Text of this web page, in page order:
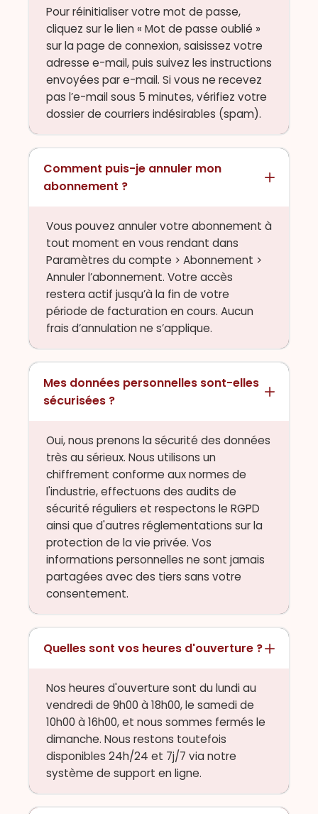
Pour réinitialiser votre mot de passe,
cliquez sur le lien « Mot de passe oublié »
sur la page de connexion, saisissez votre
adresse e-mail, puis suivez les instructions
envoyées par e-mail. Si vous ne recevez
pas l’e-mail sous 5 minutes, vérifiez votre
dossier de courriers indésirables (spam).
Comment puis-je annuler mon
abonnement ?
Vous pouvez annuler votre abonnement à
tout moment en vous rendant dans
Paramètres du compte > Abonnement >
Annuler l’abonnement. Votre accès
restera actif jusqu’à la fin de votre
période de facturation en cours. Aucun
frais d’annulation ne s’applique.
Mes données personnelles sont-elles
sécurisées ?
Oui, nous prenons la sécurité des données
très au sérieux. Nous utilisons un
chiffrement conforme aux normes de
l'industrie, effectuons des audits de
sécurité réguliers et respectons le RGPD
ainsi que d'autres réglementations sur la
protection de la vie privée. Vos
informations personnelles ne sont jamais
partagées avec des tiers sans votre
consentement.
Quelles sont vos heures d'ouverture ?
Nos heures d'ouverture sont du lundi au
vendredi de 9h00 à 18h00, le samedi de
10h00 à 16h00, et nous sommes fermés le
dimanche. Nous restons toutefois
disponibles 24h/24 et 7j/7 via notre
système de support en ligne.